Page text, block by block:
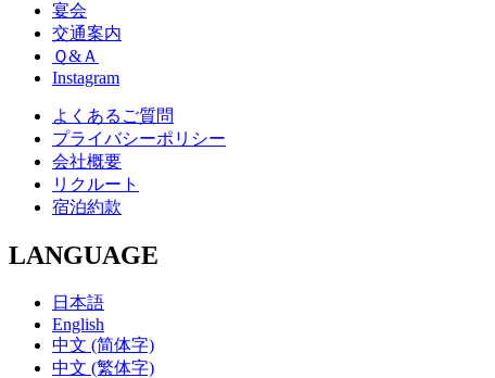
宴会
交通案内
Ｑ&Ａ
Instagram
よくあるご質問
プライバシーポリシー
会社概要
リクルート
宿泊約款
LANGUAGE
日本語
English
中文 (简体字)
中文 (繁体字)